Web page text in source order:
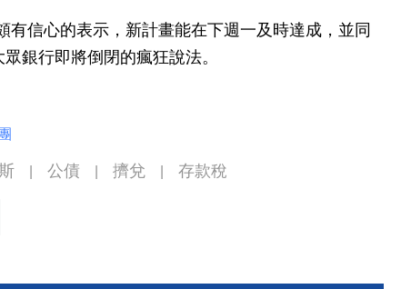
有信心的表示，新計畫能在下週一及時達成，並同
銀行即將倒閉的瘋狂說法。
公債 擠兌 存款稅